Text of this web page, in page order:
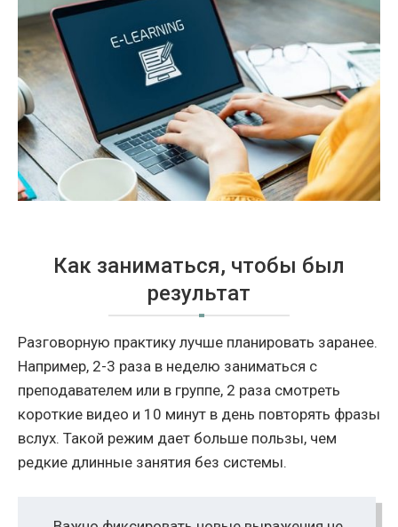
Как заниматься, чтобы был
результат
Разговорную практику лучше планировать заранее.
Например, 2-3 раза в неделю заниматься с
преподавателем или в группе, 2 раза смотреть
короткие видео и 10 минут в день повторять фразы
вслух. Такой режим дает больше пользы, чем
редкие длинные занятия без системы.